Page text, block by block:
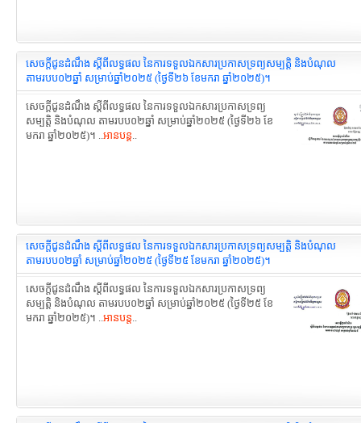
សេចក្តីជូនដំណឹង ស្តីពីលទ្ធផល នៃការទទួលឯកសារប្រកាសទ្រព្យសម្បត្តិ និងបំណុល
តាមរបប០២ឆ្នាំ សម្រាប់ឆ្នាំ២០២៥ (ថ្ងៃទី២៦ ខែមករា ឆ្នាំ២០២៥)។
សេចក្តីជូនដំណឹង ស្តីពីលទ្ធផល នៃការទទួលឯកសារប្រកាសទ្រព្យ
សម្បត្តិ និងបំណុល តាមរបប០២ឆ្នាំ សម្រាប់ឆ្នាំ២០២៥ (ថ្ងៃទី២៦ ខែ
មករា ឆ្នាំ២០២៥)។ ..អានបន្ត..
សេចក្តីជូនដំណឹង ស្តីពីលទ្ធផល នៃការទទួលឯកសារប្រកាសទ្រព្យសម្បត្តិ និងបំណុល
តាមរបប០២ឆ្នាំ សម្រាប់ឆ្នាំ២០២៥ (ថ្ងៃទី២៥ ខែមករា ឆ្នាំ២០២៥)។
សេចក្តីជូនដំណឹង ស្តីពីលទ្ធផល នៃការទទួលឯកសារប្រកាសទ្រព្យ
សម្បត្តិ និងបំណុល តាមរបប០២ឆ្នាំ សម្រាប់ឆ្នាំ២០២៥ (ថ្ងៃទី២៥ ខែ
មករា ឆ្នាំ២០២៥)។ ..អានបន្ត..